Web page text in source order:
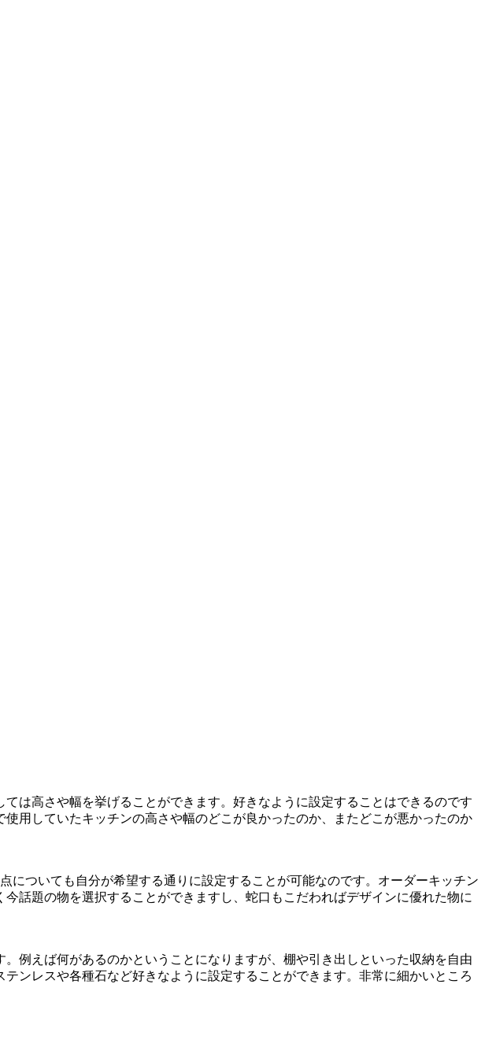
は高さや幅を挙げることができます。好きなように設定することはできるのです
用していたキッチンの高さや幅のどこが良かったのか、またどこが悪かったのか
ついても自分が希望する通りに設定することが可能なのです。オーダーキッチン
話題の物を選択することができますし、蛇口もこだわればデザインに優れた物に
例えば何があるのかということになりますが、棚や引き出しといった収納を自由
ンレスや各種石など好きなように設定することができます。非常に細かいところ